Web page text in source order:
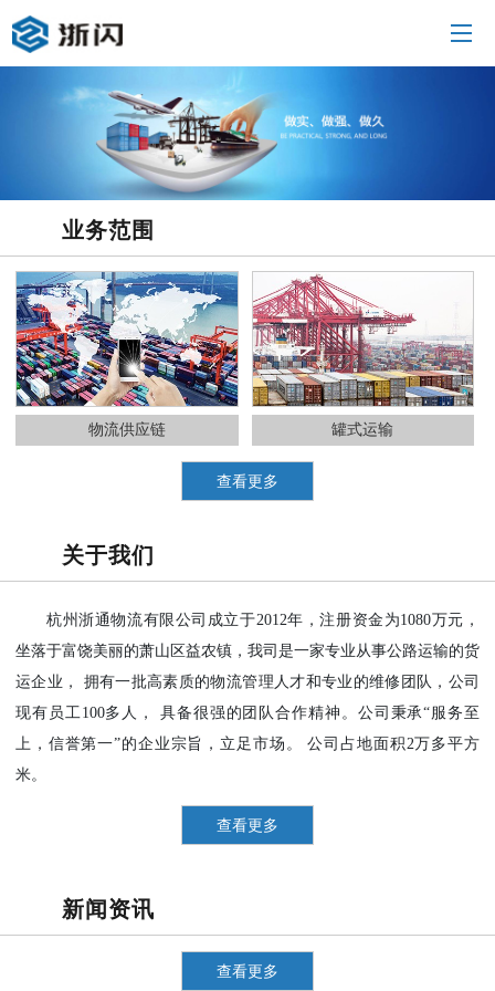
业务范围
物流供应链 罐式运输
查看更多
关于我们
杭州浙通物流有限公司成立于2012年，注册资金为1080万元，
坐落于富饶美丽的萧山区益农镇，我司是一家专业从事公路运输的货
运企业， 拥有一批高素质的物流管理人才和专业的维修团队，公司
现有员工100多人， 具备很强的团队合作精神。公司秉承“服务至
上，信誉第一”的企业宗旨，立足市场。 公司占地面积2万多平方
米。
查看更多
新闻资讯
查看更多